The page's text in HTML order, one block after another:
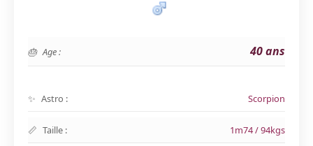
Age : 40 ans
Astro : Scorpion
Taille : 1m74 / 94kgs